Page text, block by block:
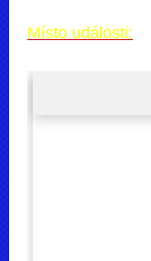
Místo události: